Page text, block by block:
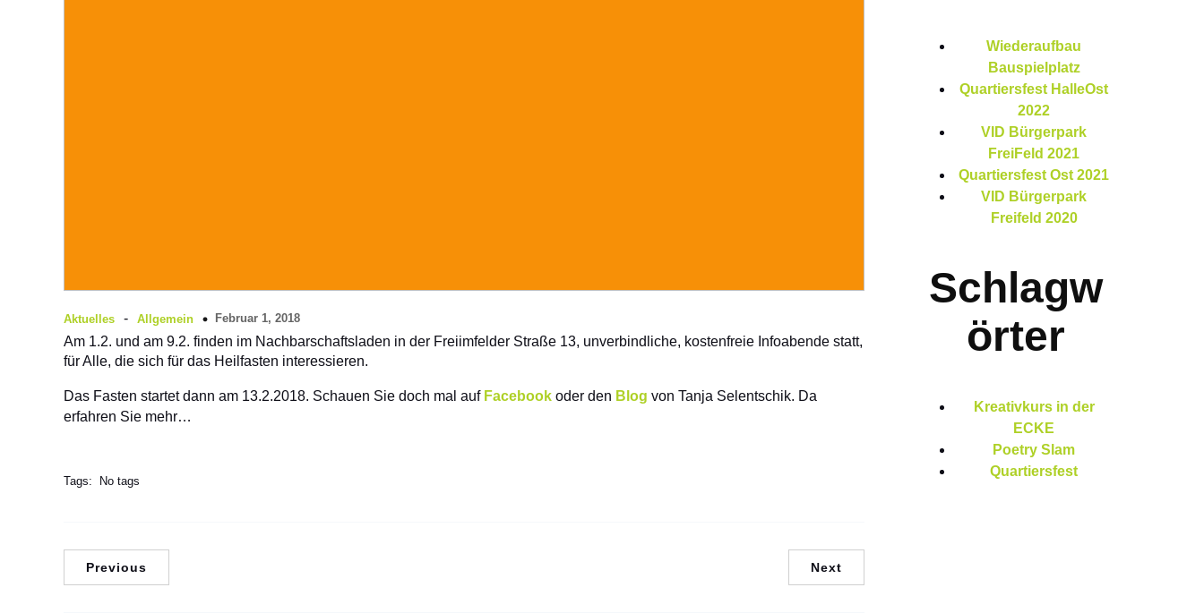
Aktuelles - Allgemein Februar 1, 2018
Am 1.2. und am 9.2. finden im Nachbarschaftsladen in der Freiimfelder Straße 13, unverbindliche, kostenfreie Infoabende statt,
für Alle, die sich für das Heilfasten interessieren.
Das Fasten startet dann am 13.2.2018. Schauen Sie doch mal auf Facebook oder den Blog von Tanja Selentschik. Da
erfahren Sie mehr…
Tags: No tags
Previous Next
Wiederaufbau
Bauspielplatz
Quartiersfest HalleOst
2022
VID Bürgerpark
FreiFeld 2021
Quartiersfest Ost 2021
VID Bürgerpark
Freifeld 2020
Schlagw
örter
Kreativkurs in der
ECKE
Poetry Slam
Quartiersfest